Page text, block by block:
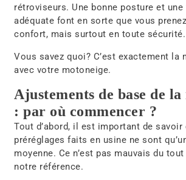
rétroviseurs. Une bonne posture et
adéquate font en sorte que vous
confort, mais surtout en toute sécurité.
Vous savez quoi? C’est exactement la
avec votre motoneige.
Ajustements de base de la
: par où commencer ?
Tout d’abord, il est important de savoir
préréglages faits en usine ne sont
moyenne. Ce n’est pas mauvais du
notre référence.